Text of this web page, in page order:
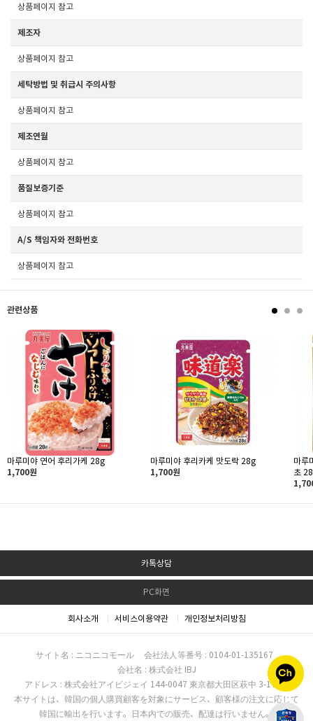
상품페이지 참고
제조자
상품페이지 참고
세탁방법 및 취급시 주의사항
상품페이지 참고
제조연월
상품페이지 참고
품질보증기준
상품페이지 참고
A/S 책임자와 전화번호
상품페이지 참고
관련상품
마루미야 연어 후리가케 28g
1,700원
마루미야 후리카케 맛도락 28g
1,700원
마루
초
카톡상담
PC화면
회사소개 서비스이용약관 개인정보처리방침
サイト名 : ニコニコモール
会社法人等番号 : 0104-01-135167
会社名 : 株式会社 IBJ
アドレス : 株式会社アイビジェイ 144-0047 東京都大田区萩中 3-17-16
本サイトは、韓国の個人購買顧客を対象にサービス、顧客様の注文に応じて
韓国に輸出を行います。日本内での販売、配達は行いません。